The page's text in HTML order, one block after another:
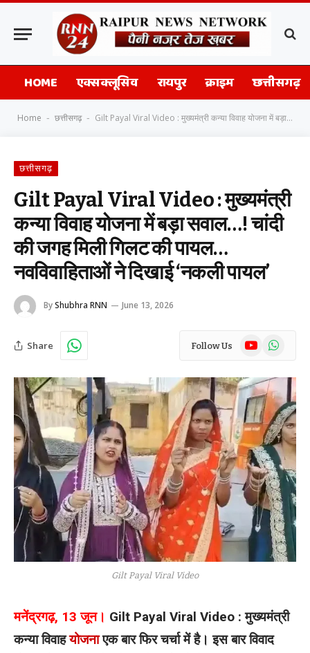
HOME एक्सक्लूसिव रायपुर क्राइम छत्तीसगढ़
Home - छत्तीसगढ़ - Gilt Payal Viral Video : मुख्यमंत्री कन्या विवाह योजना में बड़ा सवाल…! चांदी की जगह मिली गिलट की पायल…नवविवाहिताओं ने दिखाई ‘नकली पायल’
छत्तीसगढ़
Gilt Payal Viral Video : मुख्यमंत्री
कन्या विवाह योजना में बड़ा सवाल…! चांदी
की जगह मिली गिलट की पायल…
नवविवाहिताओं ने दिखाई ‘नकली पायल’
ByShubhra RNN June 13, 2026
Share Follow Us YouTubeWhatsApp
Gilt Payal Viral Video
मनेंद्रगढ़, 13 जून। Gilt Payal Viral Video : मुख्यमंत्री
कन्या विवाहयोजनाएक बार फिर चर्चा में है। इस बार विवाद